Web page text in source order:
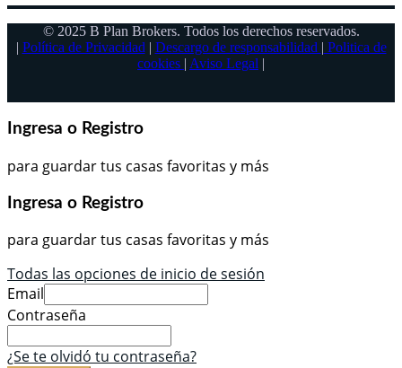
© 2025 B Plan Brokers. Todos los derechos reservados.
| Política de Privacidad | Descargo de responsabilidad | Politica de
cookies | Aviso Legal |
Ingresa o Registro
para guardar tus casas favoritas y más
Ingresa o Registro
para guardar tus casas favoritas y más
Todas las opciones de inicio de sesión
Email
Contraseña
¿Se te olvidó tu contraseña?